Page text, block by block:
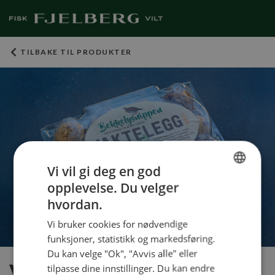
TILBAKE TIL PRODUKTER
Vi vil gi deg en god
opplevelse. Du velger
hvordan.
Vi bruker cookies for nødvendige
funksjoner, statistikk og markedsføring.
Du kan velge "Ok", "Avvis alle" eller
tilpasse dine innstillinger. Du kan endre